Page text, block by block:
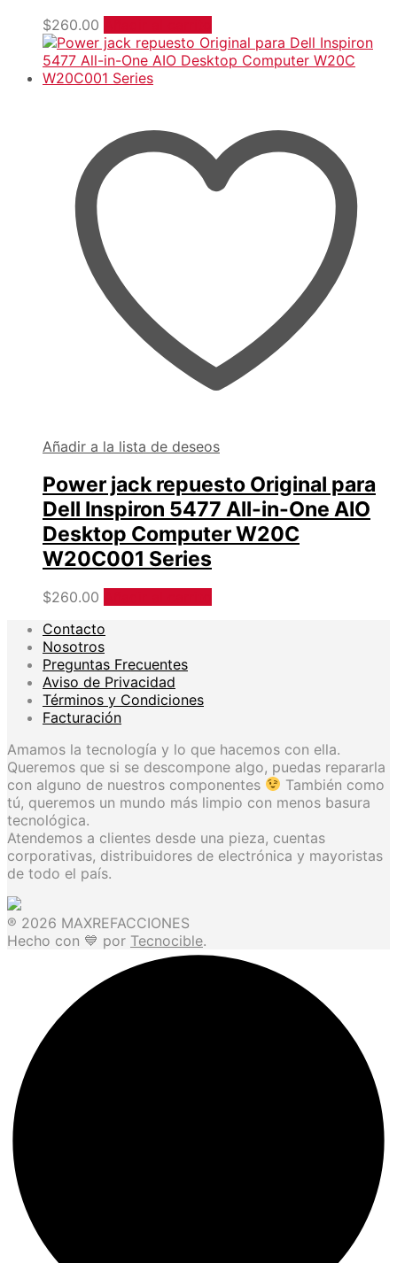
$260.00
Añadir a la lista de deseos
Power jack repuesto Original para
Dell Inspiron 5477 All-in-One AIO
Desktop Computer W20C
W20C001 Series
$260.00
Contacto
Nosotros
Preguntas Frecuentes
Aviso de Privacidad
Términos y Condiciones
Facturación
Amamos la tecnología y lo que hacemos con ella.
Queremos que si se descompone algo, puedas repararla
con alguno de nuestros componentes
También como
tú, queremos un mundo más limpio con menos basura
tecnológica.
Atendemos a clientes desde una pieza, cuentas
corporativas, distribuidores de electrónica y mayoristas
de todo el país.
® 2026 MAXREFACCIONES
Hecho con 💙 por Tecnocible.